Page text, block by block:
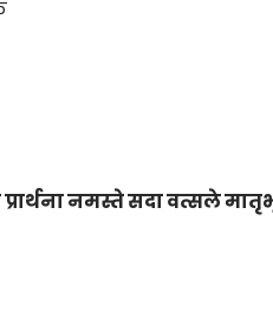
नमस्ते सदा वत्सले